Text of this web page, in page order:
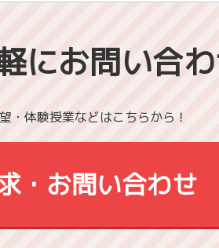
にお問い合
・体験授業などはこちらから！
・お問い合わせ